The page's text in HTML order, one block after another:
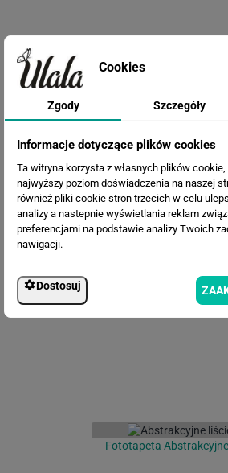
Fototapeta Liście
Fototapeta
Cookies
Zgody Szczegóły
Informacje dotyczące plików cookies
Ta witryna korzysta z własnych plików
najwyższy poziom doświadczenia na naszej
również pliki cookie stron trzecich w celu
analizy a nastepnie wyświetlania reklam
preferencjami na podstawie analizy Twoich
nawigacji.
Dostosuj